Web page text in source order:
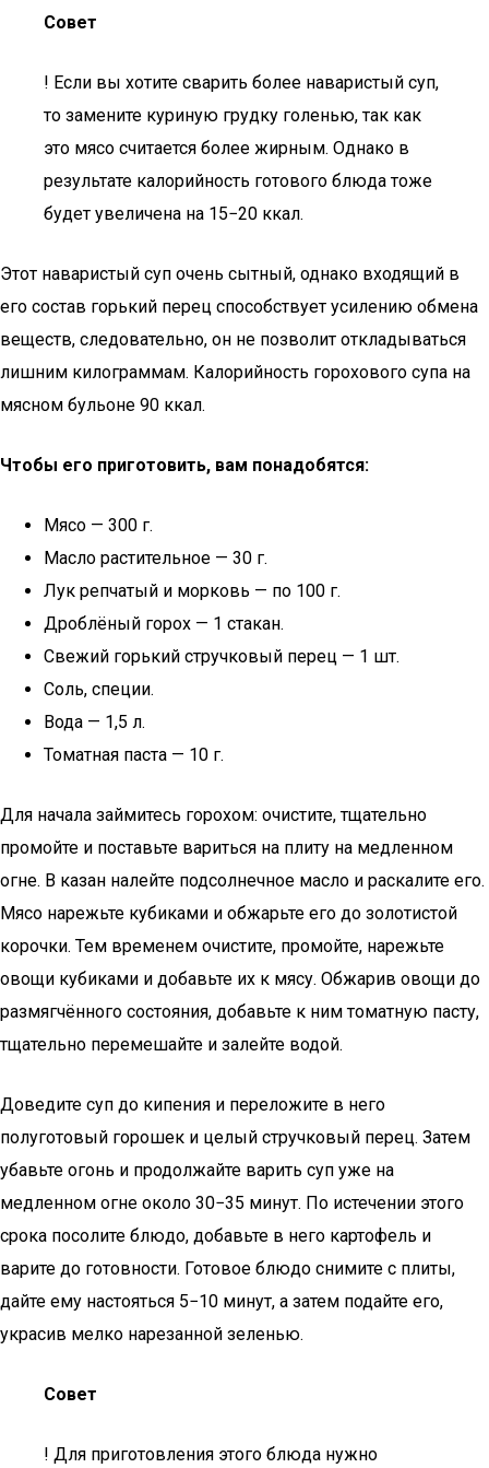
Совет
! Если вы хотите сварить более наваристый суп,
то замените куриную грудку голенью, так как
это мясо считается более жирным. Однако в
результате калорийность готового блюда тоже
будет увеличена на 15−20 ккал.
Этот наваристый суп очень сытный, однако входящий в
его состав горький перец способствует усилению обмена
веществ, следовательно, он не позволит откладываться
лишним килограммам. Калорийность горохового супа на
мясном бульоне 90 ккал.
Чтобы его приготовить, вам понадобятся:
Мясо — 300 г.
Масло растительное — 30 г.
Лук репчатый и морковь — по 100 г.
Дроблёный горох — 1 стакан.
Свежий горький стручковый перец — 1 шт.
Соль, специи.
Вода — 1,5 л.
Томатная паста — 10 г.
Для начала займитесь горохом: очистите, тщательно
промойте и поставьте вариться на плиту на медленном
огне. В казан налейте подсолнечное масло и раскалите его.
Мясо нарежьте кубиками и обжарьте его до золотистой
корочки. Тем временем очистите, промойте, нарежьте
овощи кубиками и добавьте их к мясу. Обжарив овощи до
размягчённого состояния, добавьте к ним томатную пасту,
тщательно перемешайте и залейте водой.
Доведите суп до кипения и переложите в него
полуготовый горошек и целый стручковый перец. Затем
убавьте огонь и продолжайте варить суп уже на
медленном огне около 30−35 минут. По истечении этого
срока посолите блюдо, добавьте в него картофель и
варите до готовности. Готовое блюдо снимите с плиты,
дайте ему настояться 5−10 минут, а затем подайте его,
украсив мелко нарезанной зеленью.
Совет
! Для приготовления этого блюда нужно